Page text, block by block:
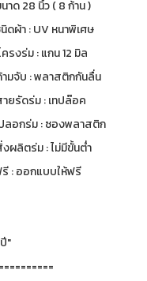
นาด 28 นิ้ว ( 8 ก้าน )
ดผ้า : UV หนาพิเศษ
รงร่ม : แกน 12 มิล
ามจับ : พลาสติกกันลื่น
ยรัดร่ม : เทปล๊อค
ลอกร่ม : ซองพลาสติก
ผลิตร่ม : ไม่มีขั้นต่ำ
: ออกแบบให้ฟรี
"